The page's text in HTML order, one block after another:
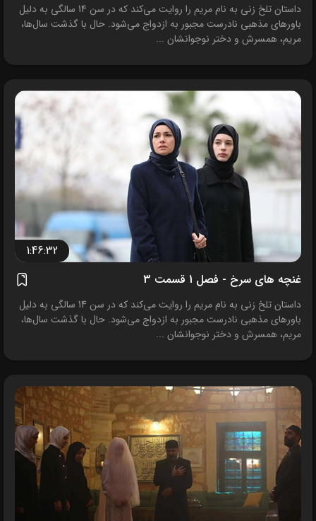
داستان تلخ زنی به نام مریم را روایت می‌کند که در سن 14 سالگی به دلیل
باورهای مذهبی نادرست مجبور به ازدواج می‌شود. حال با گذشت سال‌ها،
مریم، همسرش و دختر نوجوانشان ...
1:46:32
غنچه های سرخ - فصل 1 قسمت 3
داستان تلخ زنی به نام مریم را روایت می‌کند که در سن 14 سالگی به دلیل
باورهای مذهبی نادرست مجبور به ازدواج می‌شود. حال با گذشت سال‌ها،
مریم، همسرش و دختر نوجوانشان ...